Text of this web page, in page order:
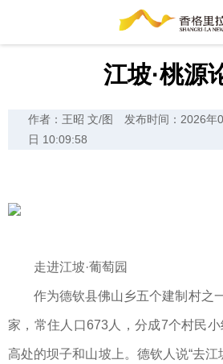
江坡·桃源
作者：王昭 文/图
发布时间：2026年
日 10:09:58
走进江坡·葡萄园
作为德钦县佛山乡五个建制村之
家，常住人口673人，分成7个村民
高处的坝子和山坡上。德钦人说“去江